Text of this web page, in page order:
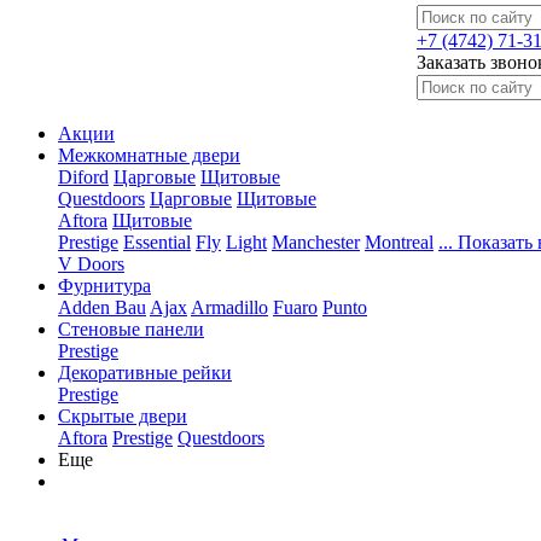
+7 (4742) 71-
Заказать
Акции
Межкомнатные двери
Diford Царговые Щитовые
Questdoors Царговые Щитовые
Aftora Щитовые
Prestige Essential Fly Light Manchester Montreal ... Показать
V Doors
Фурнитура
Adden Bau Ajax Armadillo Fuaro Punto
Стеновые панели
Prestige
Декоративные рейки
Prestige
Скрытые двери
Aftora Prestige Questdoors
Еще